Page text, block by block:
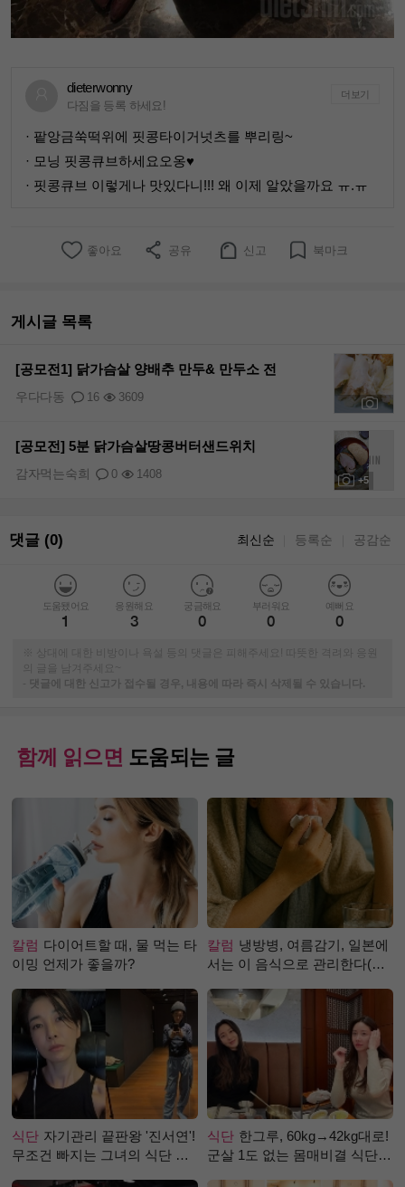
dieterwonny
다짐을 등록 하세요!
더보기
· 팥앙금쑥떡위에 핏콩타이거넛츠를 뿌리링~
· 모닝 핏콩큐브하세요오옹♥
· 핏콩큐브 이렇게나 맛있다니!!! 왜 이제 알았을까요 ㅠ.ㅠ
좋아요 공유 신고 북마크
게시글 목록
[공모전1] 닭가슴살 양배추 만두& 만두소 전
16 3609
우다다동
+5
[공모전] 5분 닭가슴살땅콩버터샌드위치
0 1408
감자먹는숙희
댓글 (0) 최신순 등록순 공감순
도움됐어요
1
응원해요
3
궁금해요
0
부러워요
0
예뻐요
0
※ 상대에 대한 비방이나 욕설 등의 댓글은 피해주세요! 따뜻한 격려와 응원
의 글을 남겨주세요~
-
댓글에 대한 신고가 접수될 경우, 내용에 따라 즉시 삭제될 수 있습니다.
함께 읽으면 도움되는 글
칼럼 다이어트할 때, 물 먹는 타
이밍 언제가 좋을까?
칼럼 냉방병, 여름감기, 일본에
서는 이 음식으로 관리한다(생
식단 자기관리 끝판왕 '진서연'!
무조건 빠지는 그녀의 식단 정
식단 한그루, 60kg→42kg대로!
군살 1도 없는 몸매비결 식단